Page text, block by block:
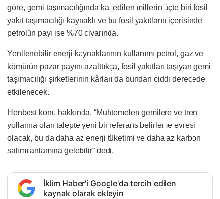
göre, gemi taşımacılığında kat edilen millerin üçte biri fosil
yakıt taşımacılığı kaynaklı ve bu fosil yakıtların içerisinde
petrolün payı ise %70 civarında.
Yenilenebilir enerji kaynaklarının kullanımı petrol, gaz ve
kömürün pazar payını azalttıkça, fosil yakıtları taşıyan gemi
taşımacılığı şirketlerinin kârları da bundan ciddi derecede
etkilenecek.
Henbest konu hakkında, “Muhtemelen gemilere ve tren
yollarına olan talepte yeni bir referans belirleme evresi
olacak, bu da daha az enerji tüketimi ve daha az karbon
salımı anlamına gelebilir” dedi.
İklim Haber'i Google'da tercih edilen
kaynak olarak ekleyin